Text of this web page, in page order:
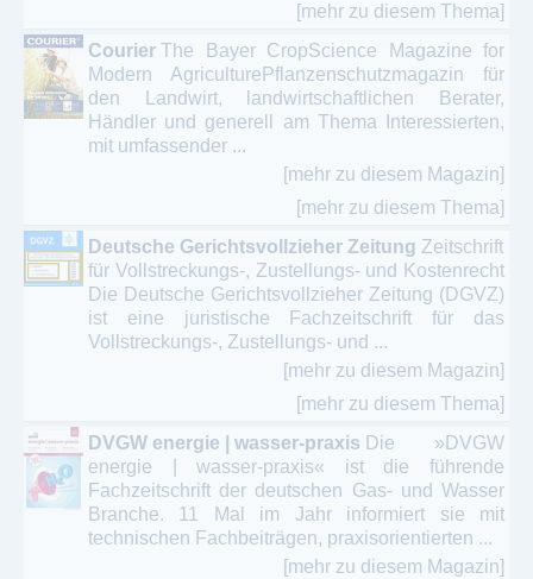
[mehr zu diesem Thema]
Courier The Bayer CropScience Magazine for
Modern AgriculturePflanzenschutzmagazin für
den Landwirt, landwirtschaftlichen Berater,
Händler und generell am Thema Interessierten,
mit umfassender ...
[mehr zu diesem Magazin]
[mehr zu diesem Thema]
Deutsche Gerichtsvollzieher Zeitung Zeitschrift
für Vollstreckungs-, Zustellungs- und Kostenrecht
Die Deutsche Gerichtsvollzieher Zeitung (DGVZ)
ist eine juristische Fachzeitschrift für das
Vollstreckungs-, Zustellungs- und ...
[mehr zu diesem Magazin]
[mehr zu diesem Thema]
DVGW energie | wasser-praxis Die »DVGW
energie | wasser-praxis« ist die führende
Fachzeitschrift der deutschen Gas- und Wasser
Branche. 11 Mal im Jahr informiert sie mit
technischen Fachbeiträgen, praxisorientierten ...
[mehr zu diesem Magazin]